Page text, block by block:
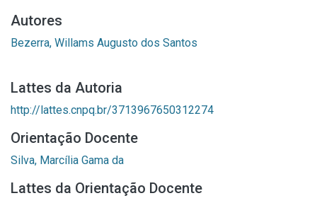
Autores
Bezerra, Willams Augusto dos Santos
Lattes da Autoria
http://lattes.cnpq.br/3713967650312274
Orientação Docente
Silva, Marcília Gama da
Lattes da Orientação Docente